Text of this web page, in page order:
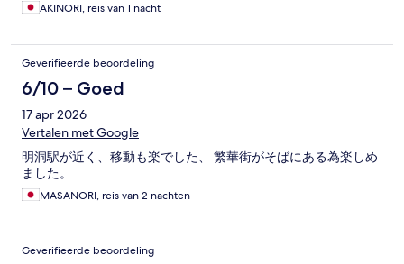
AKINORI, reis van 1 nacht
Geverifieerde beoordeling
6/10 – Goed
17 apr 2026
Vertalen met Google
明洞駅が近く、移動も楽でした、 繁華街がそばにある為楽しめ
ました。
MASANORI, reis van 2 nachten
Geverifieerde beoordeling